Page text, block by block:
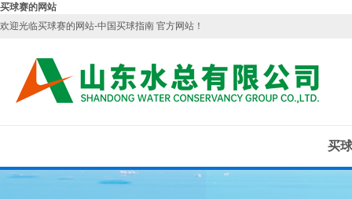
买球赛的网站
欢迎光临买球赛的网站-中国买球指南 官方网站！
买